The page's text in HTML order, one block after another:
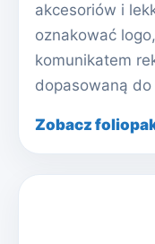
akcesoriów i
oznakować
komunikatem
dopasowaną
Zobacz